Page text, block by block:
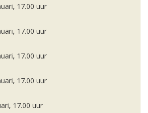
17.00 uur
17.00 uur
17.00 uur
17.00 uur
17.00 uur